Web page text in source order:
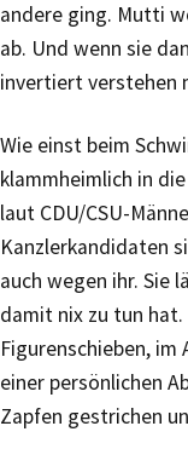
andere ging. Mutti
ab. Und wenn sie
invertiert verstehen
Wie einst beim
klammheimlich in
laut CDU/CSU-
Kanzlerkandidaten
auch wegen ihr. Sie
damit nix zu tun hat.
Figurenschieben, im
einer persönlichen
Zapfen gestrichen